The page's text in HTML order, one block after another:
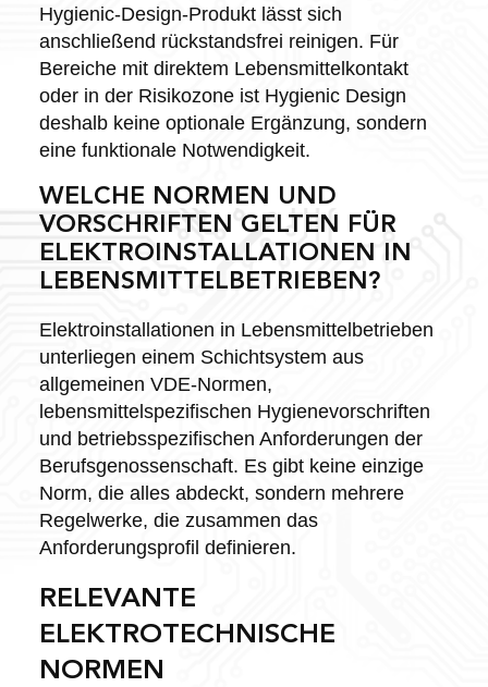
Hygienic-Design-Produkt lässt sich
anschließend rückstandsfrei reinigen. Für
Bereiche mit direktem Lebensmittelkontakt
oder in der Risikozone ist Hygienic Design
deshalb keine optionale Ergänzung, sondern
eine funktionale Notwendigkeit.
WELCHE NORMEN UND
VORSCHRIFTEN GELTEN FÜR
ELEKTROINSTALLATIONEN IN
LEBENSMITTELBETRIEBEN?
Elektroinstallationen in Lebensmittelbetrieben
unterliegen einem Schichtsystem aus
allgemeinen VDE-Normen,
lebensmittelspezifischen Hygienevorschriften
und betriebsspezifischen Anforderungen der
Berufsgenossenschaft. Es gibt keine einzige
Norm, die alles abdeckt, sondern mehrere
Regelwerke, die zusammen das
Anforderungsprofil definieren.
RELEVANTE
ELEKTROTECHNISCHE
NORMEN